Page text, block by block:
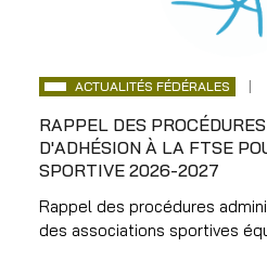
ACTUALITÉS FÉDÉRALES
RAPPEL DES
D'ADHÉSION À LA FTSE
SPORTIVE 2026-2027
Rappel des procédures
des associations sportives